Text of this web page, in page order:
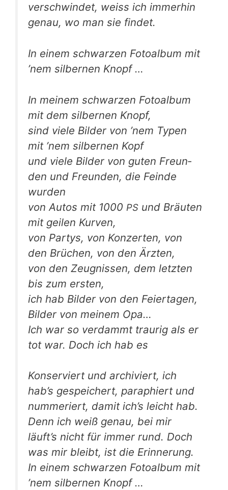
ver­schwin­det, weiss ich immer­hin
genau, wo man sie findet.
In einem schwar­zen Foto­al­bum mit
’nem sil­ber­nen Knopf …
In mei­nem schwar­zen Foto­al­bum
mit dem sil­ber­nen Knopf,
sind vie­le Bil­der von ’nem Typen
mit ’nem sil­ber­nen Kopf
und vie­le Bil­der von guten Freun­
den und Freun­den, die Fein­de
wurden
von Autos mit 1000 PS und Bräu­ten
mit gei­len Kurven,
von Par­tys, von Kon­zer­ten, von
den Brü­chen, von den Ärzten,
von den Zeug­nis­sen, dem letz­ten
bis zum ersten,
ich hab Bil­der von den Fei­er­ta­gen,
Bil­der von mei­nem Opa…
Ich war so ver­dammt trau­rig als er
tot war. Doch ich hab es
Kon­ser­viert und archi­viert, ich
hab’s gespei­chert, para­phiert und
num­me­riert, damit ich’s leicht hab.
Denn ich weiß genau, bei mir
läuft’s nicht für immer rund. Doch
was mir bleibt, ist die Erin­ne­rung.
In einem schwar­zen Foto­al­bum mit
’nem sil­ber­nen Knopf …